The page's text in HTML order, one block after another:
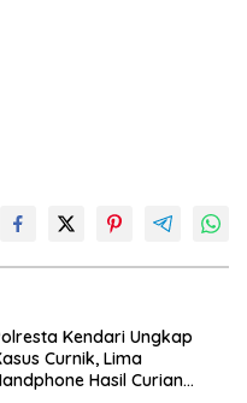
Kendari Ungkap
Curnik, Lima
Hasil Curian